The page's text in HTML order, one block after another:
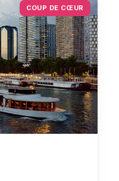
COUP DE CŒUR